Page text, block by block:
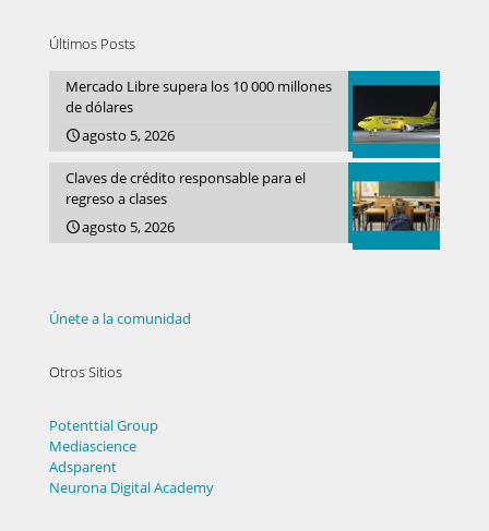
Últimos Posts
Mercado Libre supera los 10 000 millones
de dólares
agosto 5, 2026
Claves de crédito responsable para el
regreso a clases
agosto 5, 2026
Únete a la comunidad
Otros Sitios
Potenttial Group
Mediascience
Adsparent
Neurona Digital Academy